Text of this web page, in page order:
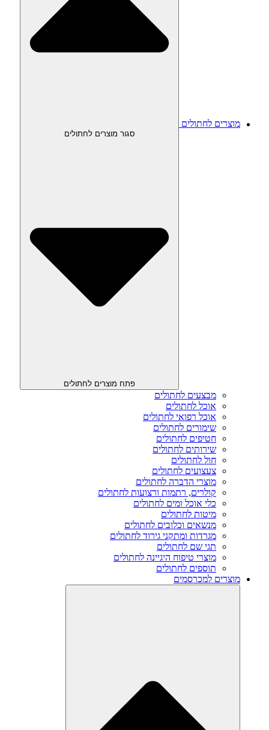
מוצרים לחתולים
סגור מוצרים לחתולים
פתח מוצרים לחתולים
מבצעים לחתולים
אוכל לחתולים
אוכל רפואי לחתולים
שימורים לחתולים
חטיפים לחתולים
שירותים לחתולים
חול לחתולים
צעצועים לחתולים
מוצרי הדברה לחתולים
קולרים, רתמות ורצועות לחתולים
כלי אוכל ומים לחתולים
מיטות לחתולים
מנשאים וכלובים לחתולים
מגרדות ומתקני גירוד לחתולים
תגי שם לחתולים
מוצרי טיפוח היגיינה לחתולים
תוספים לחתולים
מוצרים למכרסמים